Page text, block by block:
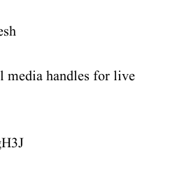
media handles for live